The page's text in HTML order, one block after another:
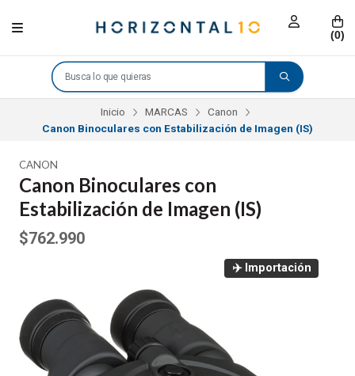
(0)
Inicio MARCAS
Canon
Canon Binoculares con Estabilización de Imagen (IS)
CANON
Canon Binoculares con
Estabilización de Imagen (IS)
$762.990
✈️ Importación